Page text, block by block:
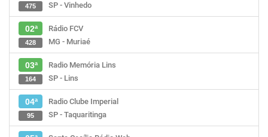
SP - Vinhedo
475
02ª
Rádio FCV
MG - Muriaé
428
03ª
Radio Memória Lins
SP - Lins
164
04ª
Radio Clube Imperial
SP - Taquaritinga
95